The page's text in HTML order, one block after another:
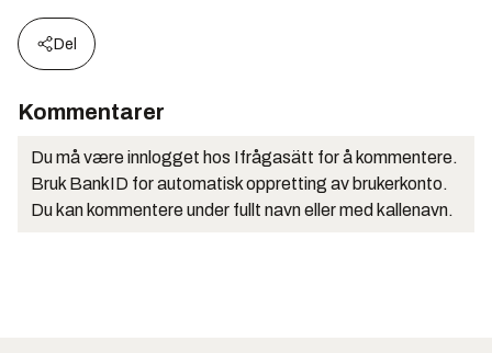
Del
Kommentarer
Du må være innlogget hos Ifrågasätt for å kommentere.
Bruk BankID for automatisk oppretting av brukerkonto.
Du kan kommentere under fullt navn eller med kallenavn.